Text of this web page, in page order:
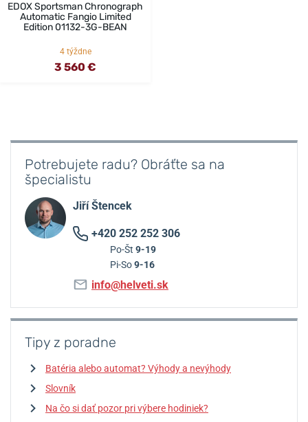
EDOX Sportsman Chronograph
Automatic Fangio Limited
Edition 01132-3G-BEAN
4 týždne
3 560 €
Potrebujete radu? Obráťte sa na
špecialistu
Jiří Štencek
+420 252 252 306
Po-Št 9-19
Pi-So9-16
info@helveti.sk
Tipy z poradne
Batéria alebo automat? Výhody a nevýhody
Slovník
Na čo si dať pozor pri výbere hodiniek?